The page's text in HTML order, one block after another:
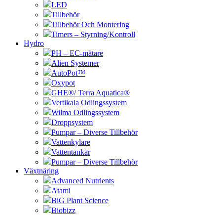
LED
Tillbehör
Tillbehör Och Montering
Timers – Styrning/Kontroll
Hydro
PH – EC-mätare
Alien Systemer
AutoPot™
Oxypot
GHE®/ Terra Aquatica®
Vertikala Odlingssystem
Wilma Odlingssystem
Droppsystem
Pumpar – Diverse Tillbehör
Vattenkylare
Vattentankar
Pumpar – Diverse Tillbehör
Växtnäring
Advanced Nutrients
Atami
BiG Plant Science
Biobizz